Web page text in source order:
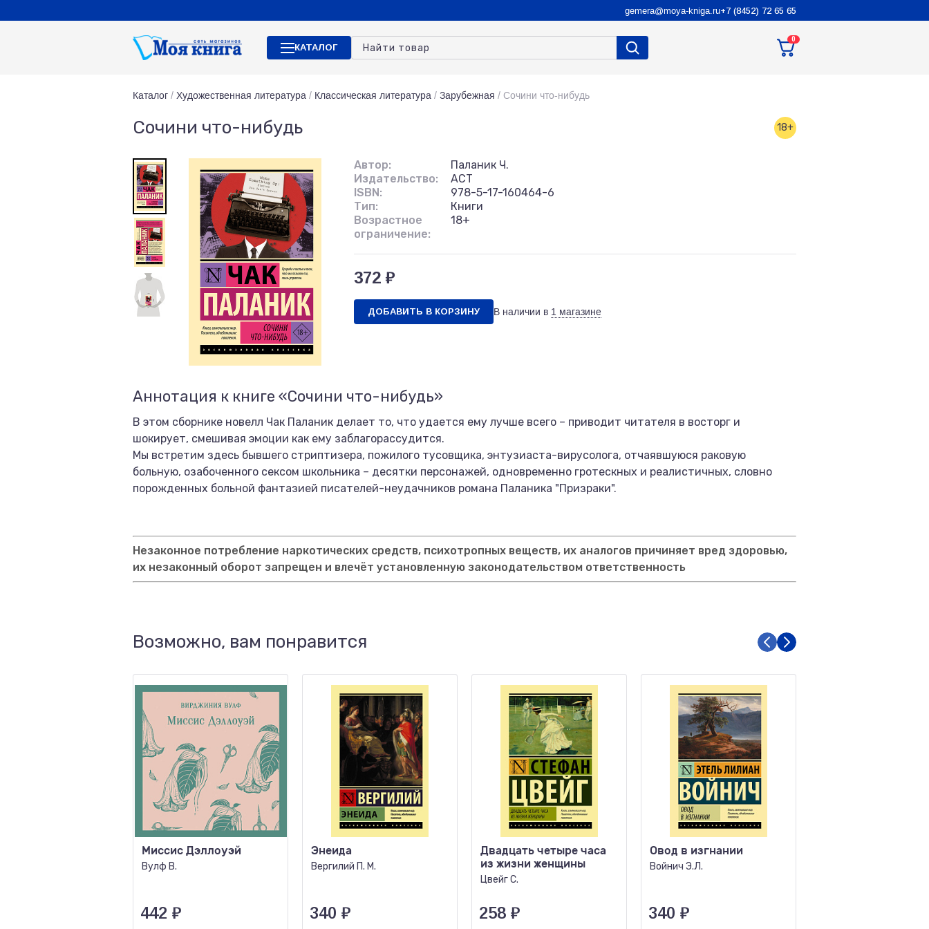
gemera@moya-kniga.ru+7 (8452) 72 65 65
КАТАЛОГ
0
Каталог / Художественная литература / Классическая литература / Зарубежная / Сочини что-нибудь
Сочини что-нибудь 18+
Автор:
Паланик Ч.
Издательство:
АСТ
ISBN:
978-5-17-160464-6
Тип:
Книги
Возрастное
ограничение:
18+
372 ₽
ДОБАВИТЬ В КОРЗИНУ В наличии в 1 магазине
Аннотация к книге «Сочини что-нибудь»
В этом сборнике новелл Чак Паланик делает то, что удается ему лучше всего – приводит читателя в восторг и
шокирует, смешивая эмоции как ему заблагорассудится.
Мы встретим здесь бывшего стриптизера, пожилого тусовщика, энтузиаста-вирусолога, отчаявшуюся раковую
больную, озабоченного сексом школьника – десятки персонажей, одновременно гротескных и реалистичных, словно
порожденных больной фантазией писателей-неудачников романа Паланика "Призраки".
Незаконное потребление наркотических средств, психотропных веществ, их аналогов причиняет вред здоровью,
их незаконный оборот запрещен и влечёт установленную законодательством ответственность
Возможно, вам понравится
Миссис Дэллоуэй
Вулф В.
442 ₽
Энеида
Вергилий П. М.
340 ₽
Двадцать четыре часа
из жизни женщины
Цвейг С.
258 ₽
Овод в изгнании
Войнич Э.Л.
340 ₽